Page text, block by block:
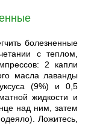
болезненные
с теплом,
2 капли
масла лаванды
(9%) и 0,5
жидкости и
над ним, затем
Ложитесь,